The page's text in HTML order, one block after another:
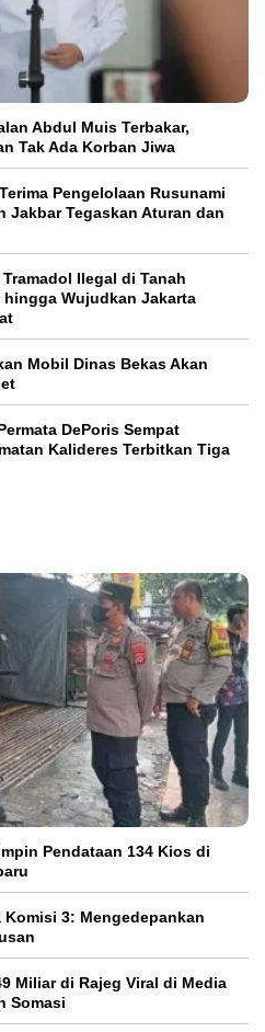
Abdul Muis Terbakar,
Tak Ada Korban Jiwa
Pengelolaan Rusunami
Jakbar Tegaskan Aturan dan
Ilegal di Tanah
Wujudkan Jakarta
Mobil Dinas Bekas Akan
DePoris Sempat
Kalideres Terbitkan Tiga
Pendataan 134 Kios di
Komisi 3: Mengedepankan
Miliar di Rajeg Viral di Media
Somasi